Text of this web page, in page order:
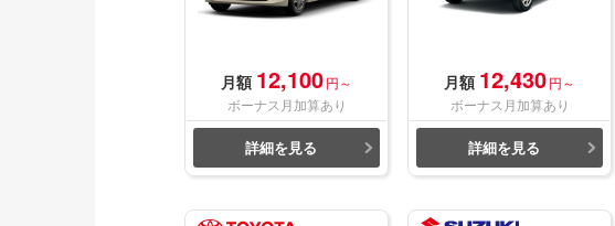
月額 12,100円～
ボーナス月加算あり
詳細を見る
月額 12,430円～
ボーナス月加算あり
詳細を見る